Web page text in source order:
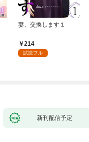
妻、交換します１
214
試読フル
新刊配信予定